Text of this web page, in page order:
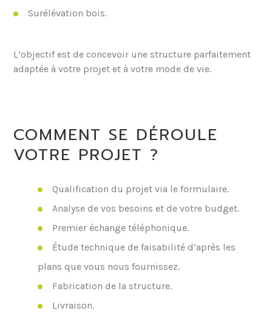
Surélévation bois.
L’objectif est de concevoir une structure parfaitement
adaptée à votre projet et à votre mode de vie.
COMMENT SE DÉROULE
VOTRE PROJET ?
Qualification du projet via le formulaire.
Analyse de vos besoins et de votre budget.
Premier échange téléphonique.
Étude technique de faisabilité d’après les
plans que vous nous fournissez.
Fabrication de la structure.
Livraison.